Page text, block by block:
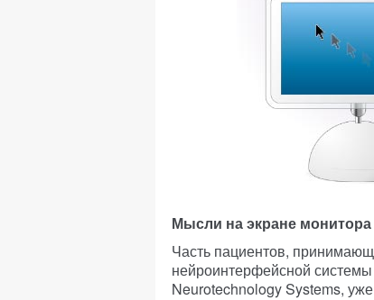
Мысли на экране монитора
Часть пациентов,
нейроинтерфейсной
Neurotechnology Systems,